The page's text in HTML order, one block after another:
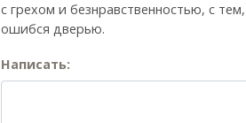
с грехом и без­нрав­ствен­ностью, с
ошибся дверью.
Написать: